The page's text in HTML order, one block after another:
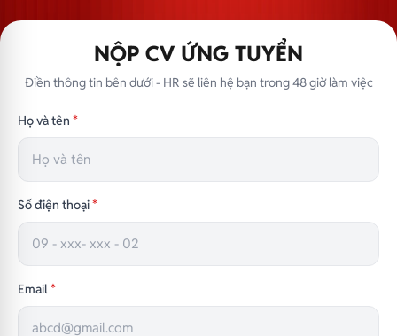
NỘP CV ỨNG TUYỂN
Điền thông tin bên dưới - HR sẽ liên hệ bạn trong 48 giờ làm việc
Họ và tên *
Số điện thoại*
Email*